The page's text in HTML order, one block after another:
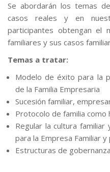
Se abordarán los temas
casos reales y en
participantes obtengan el
familiares y sus casos
Temas a tratar:
Modelo de éxito para la
de la Familia Empresaria
Sucesión familiar,
Protocolo de familia
Regular la cultura
para la Empresa Familiar
Estructuras de